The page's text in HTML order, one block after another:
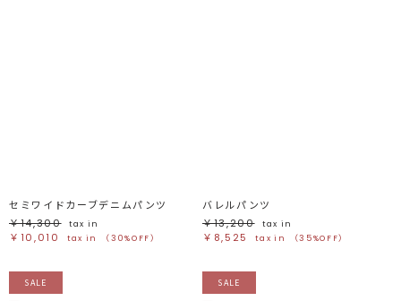
セミワイドカーブデニムパンツ
￥14,300
tax in
￥10,010 tax in （30%OFF）
バレルパンツ
￥13,200
tax in
￥8,525 tax in （35%OFF）
SALE SALE